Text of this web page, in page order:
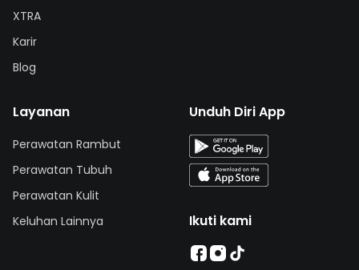
XTRA
Karir
Blog
Layanan
Perawatan Rambut
Perawatan Tubuh
Perawatan Kulit
Keluhan Lainnya
Unduh Diri App
Ikuti kami